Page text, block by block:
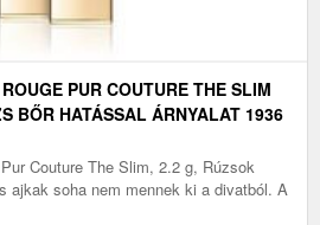
PUR COUTURE THE SLIM
BŐR HATÁSSAL ÁRNYALAT 1936
Couture The Slim, 2.2 g, Rúzsok
ajkak soha nem mennek ki a divatból. A